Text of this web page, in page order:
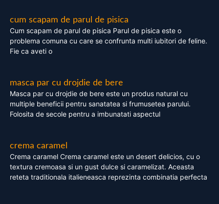
cum scapam de parul de pisica
Cum scapam de parul de pisica Parul de pisica este o
problema comuna cu care se confrunta multi iubitori de feline.
Fie ca aveti o
masca par cu drojdie de bere
Masca par cu drojdie de bere este un produs natural cu
multiple beneficii pentru sanatatea si frumusetea parului.
Folosita de secole pentru a imbunatati aspectul
crema caramel
Crema caramel Crema caramel este un desert delicios, cu o
textura cremoasa si un gust dulce si caramelizat. Aceasta
reteta traditionala italieneasca reprezinta combinatia perfecta